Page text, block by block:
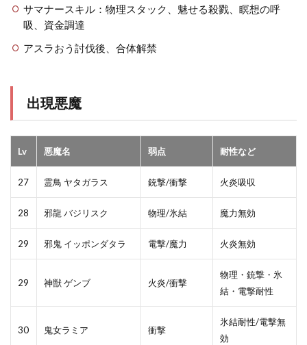
サマナースキル：物理スタック、魅せる殺戮、瞑想の呼
吸、資金調達
アスラおう討伐後、合体解禁
出現悪魔
Lv 悪魔名 弱点 耐性など
27 霊鳥 ヤタガラス 銃撃/衝撃 火炎吸収
28 邪龍 バジリスク 物理/氷結 魔力無効
29 邪鬼 イッポンダタラ 電撃/魔力 火炎無効
29 神獣 ゲンブ 火炎/衝撃
物理・銃撃・氷
結・電撃耐性
30 鬼女ラミア 衝撃
氷結耐性/電撃無
効